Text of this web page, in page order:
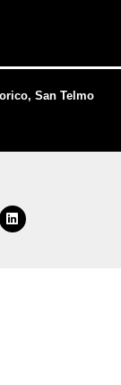
San Telmo
Linkedin